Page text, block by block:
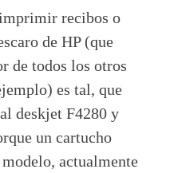
recibos o
de HP (que
de todos los otros
es tal, que
deskjet F4280 y
un cartucho
actualmente